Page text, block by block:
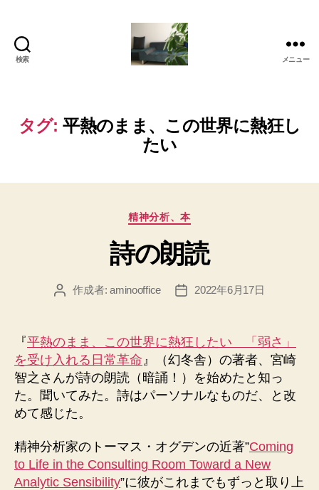
検索
美
(お
か
と
み)
の
ブ
ロ
メニュー
タグ: 平熱のまま、この世界に熱狂し
たい
カ
ゴ
リ
精神分析、本
詩の朗読
投
作成者:aminooffice
投
2022年6月17日
『平熱のまま、この世界に熱狂したい 「弱さ」
を受け入れる日常革命 』（幻冬舎）の著者、宮崎
智之さんが詩の朗読（暗誦！）を始めたと知っ
た。聞いてみた。詩はパーソナルなものだ、と改
めて感じた。
精神分析家のトーマス・オグデンの近著”Coming
to Life in the Consulting Room Toward a New
Analytic Sensibility”に彼がこれまでもずっと取り上